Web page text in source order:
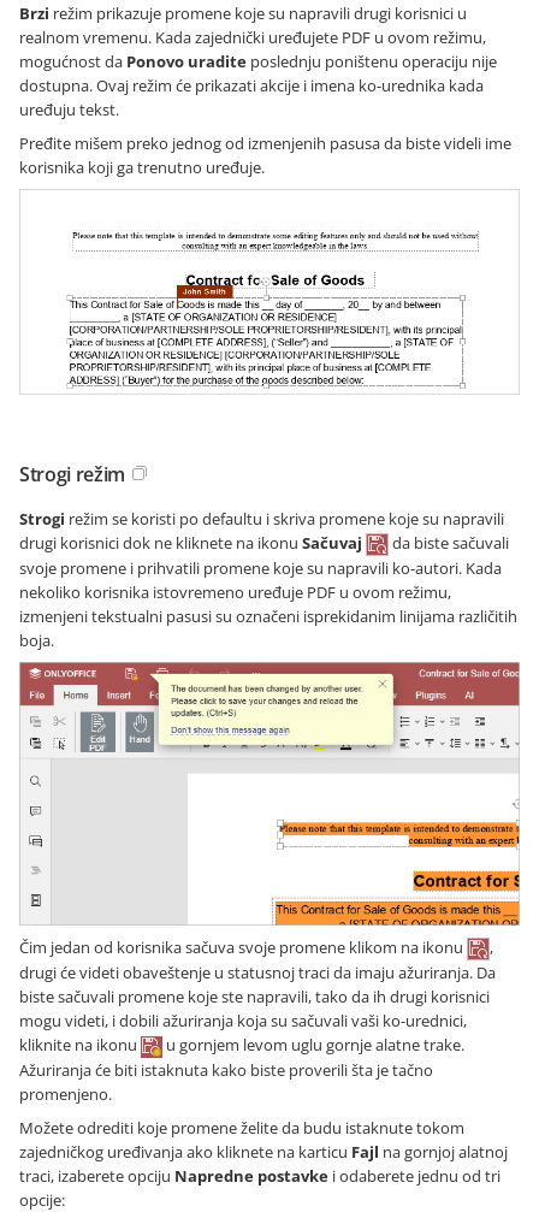
Brzi režim prikazuje promene koje su napravili drugi korisnici u
realnom vremenu. Kada zajednički uređujete PDF u ovom režimu,
mogućnost da Ponovo uradite poslednju poništenu operaciju nije
dostupna. Ovaj režim će prikazati akcije i imena ko-urednika kada
uređuju tekst.
Pređite mišem preko jednog od izmenjenih pasusa da biste videli ime
korisnika koji ga trenutno uređuje.
Strogi režim
Strogi režim se koristi po defaultu i skriva promene koje su napravili
drugi korisnici dok ne kliknete na ikonu Sačuvaj
da biste sačuvali
svoje promene i prihvatili promene koje su napravili ko-autori. Kada
nekoliko korisnika istovremeno uređuje PDF u ovom režimu,
izmenjeni tekstualni pasusi su označeni isprekidanim linijama različitih
boja.
Čim jedan od korisnika sačuva svoje promene klikom na ikonu
,
drugi će videti obaveštenje u statusnoj traci da imaju ažuriranja. Da
biste sačuvali promene koje ste napravili, tako da ih drugi korisnici
mogu videti, i dobili ažuriranja koja su sačuvali vaši ko-urednici,
kliknite na ikonu
u gornjem levom uglu gornje alatne trake.
Ažuriranja će biti istaknuta kako biste proverili šta je tačno
promenjeno.
Možete odrediti koje promene želite da budu istaknute tokom
zajedničkog uređivanja ako kliknete na karticu Fajl na gornjoj alatnoj
traci, izaberete opciju Napredne postavke i odaberete jednu od tri
opcije: